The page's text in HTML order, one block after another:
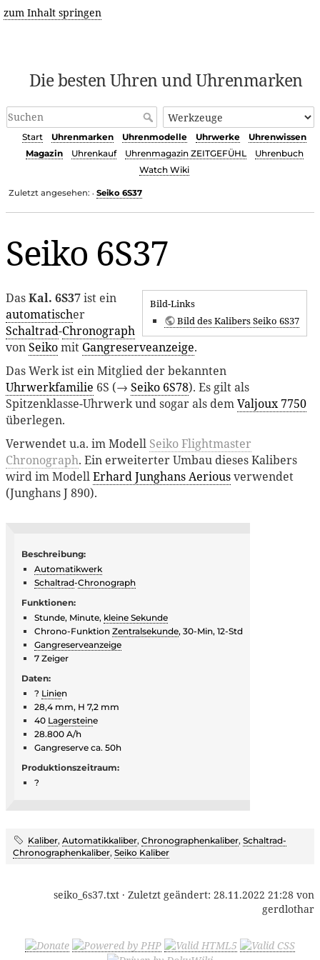
zum Inhalt springen
Die besten Uhren und Uhrenmarken
Start Uhrenmarken Uhrenmodelle Uhrwerke
Uhrenwissen
Magazin
Uhrenkauf Uhrenmagazin ZEITGEFÜHL
Uhrenbuch
Watch Wiki
Zuletzt angesehen: • Seiko 6S37
Seiko 6S37
Bild-Links
Bild des Kalibers Seiko 6S37
DasKal. 6S37ist ein
automatischer
Schaltrad-Chronograph
vonSeikomit Gangreserveanzeige.
Das Werk ist ein Mitglied der bekannten
Uhrwerkfamilie 6S (→ Seiko 6S78). Es gilt als
Spitzenklasse-Uhrwerk und sogar als demValjoux 7750
überlegen.
Verwendet u.a. im Modell Seiko Flightmaster
Chronograph. Ein erweiterter Umbau dieses Kalibers
wird im ModellErhard Junghans Aeriousverwendet
(Junghans J 890).
Beschreibung:
Automatikwerk
Schaltrad-Chronograph
Funktionen:
Stunde, Minute, kleine Sekunde
Chrono-Funktion Zentralsekunde, 30-Min, 12-Std
Gangreserveanzeige
7 Zeiger
Daten:
? Linien
28,4 mm, H 7,2 mm
40 Lagersteine
28.800 A/h
Gangreserve ca. 50h
Produktionszeitraum:
?
Kaliber, Automatikkaliber, Chronographenkaliber, Schaltrad-
Chronographenkaliber, Seiko Kaliber
seiko_6s37.txt · Zuletzt geändert: 28.11.2022 21:28 von
gerdlothar